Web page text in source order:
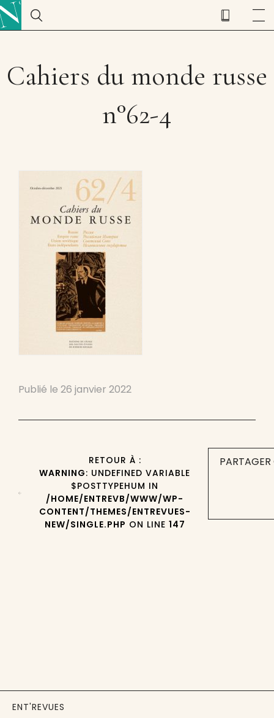
Cahiers du monde russe
n°62-4
Publié le 26 janvier 2022
RETOUR À :
WARNING: UNDEFINED VARIABLE
$POSTTYPEHUM IN
/HOME/ENTREVB/WWW/WP-
CONTENT/THEMES/ENTREVUES-
NEW/SINGLE.PHP ON LINE 147
ENT'REVUES